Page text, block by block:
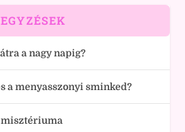
a nagy napig?
a menyasszonyi sminked?
misztériuma